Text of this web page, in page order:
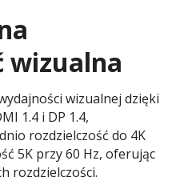
wizualna
wizualnej dzięki
1.4 i DP 1.4,
rozdzielczość do 4K
5K przy 60 Hz, oferując
rozdzielczości.